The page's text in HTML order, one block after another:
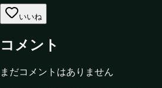
いいね
コメント
まだコメントはありません